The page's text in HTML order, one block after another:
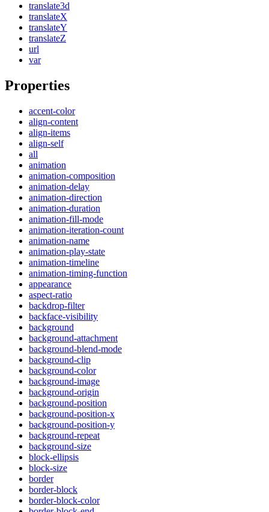
translate3d
translateX
translateY
translateZ
url
var
Properties
accent-color
align-content
align-items
align-self
all
animation
animation-composition
animation-delay
animation-direction
animation-duration
animation-fill-mode
animation-iteration-count
animation-name
animation-play-state
animation-timeline
animation-timing-function
appearance
aspect-ratio
backdrop-filter
backface-visibility
background
background-attachment
background-blend-mode
background-clip
background-color
background-image
background-origin
background-position
background-position-x
background-position-y
background-repeat
background-size
block-ellipsis
block-size
border
border-block
border-block-color